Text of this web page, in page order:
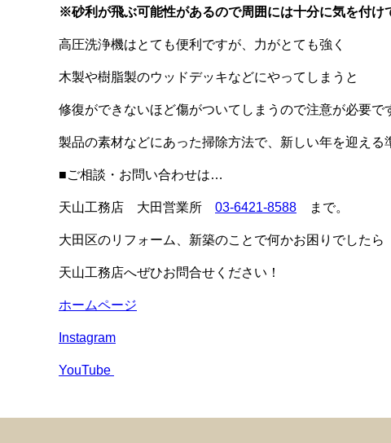
※砂利が飛ぶ可能性があるので周囲には十分に気を付け
高圧洗浄機はとても便利ですが、力がとても強く
木製や樹脂製のウッドデッキなどにやってしまうと
修復ができないほど傷がついてしまうので注意が必要で
製品の素材などにあった掃除方法で、新しい年を迎える
■ご相談・お問い合わせは…
天山工務店 大田営業所 03-6421-8588 まで。
大田区のリフォーム、新築のことで何かお困りでしたら
天山工務店へぜひお問合せください！
ホームページ
Instagram
YouTube